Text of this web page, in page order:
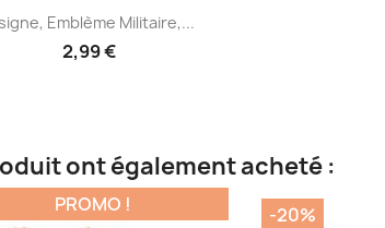
 Aperçu rapide
Emblème Militaire,...
2,99 €
ont également acheté :
PROMO !
-20%